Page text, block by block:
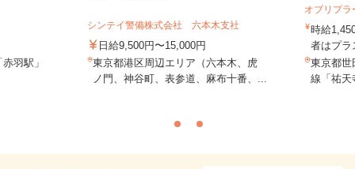
羽駅」
シンテイ警備株式会社 六本木支社
日給9,500円〜15,000円
東京都港区周辺エリア（六本木、虎
ノ門、神谷町、表参道、麻布十番、...
オブリプ
時給
者はプラ
東京都世
線「祐天